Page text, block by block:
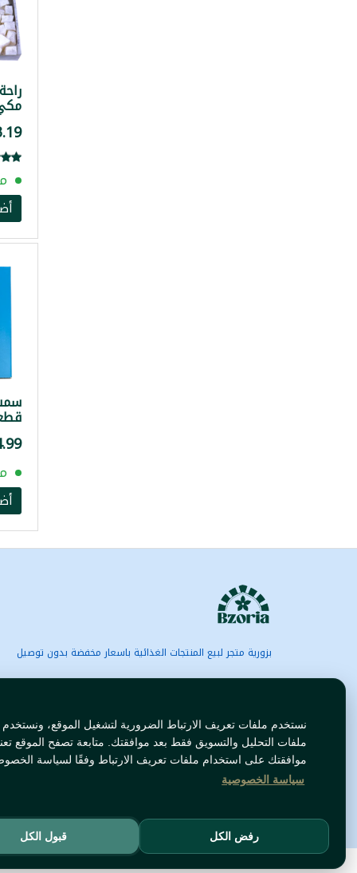
نستخدم ملفات تعريف الارتباط الضرورية لتشغيل الموقع، ونستخدم
ملفات التحليل والتسويق فقط بعد موافقتك. متابعة تصفح الموقع
موافقتك على استخدام ملفات تعريف الارتباط وفقًا لسياسة
سياسة الخصوصية
رفض الكل قبول الكل
بزورية متجر لبيع المنتجات الغذائية باسعار مخفضة بدون توصيل